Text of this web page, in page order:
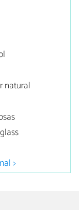
natural
>